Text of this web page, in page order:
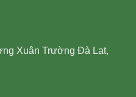
Xuân Trường Đà Lạt,